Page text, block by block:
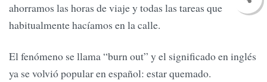
ahorramos las horas de viaje y todas las tareas que
habitualmente hacíamos en la calle.
El fenómeno se llama “burn out” y el significado en inglés
ya se volvió popular en español: estar quemado.